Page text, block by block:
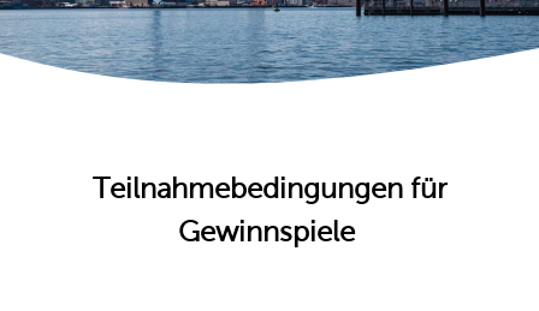
Teilnahmebedingungen für
Gewinnspiele